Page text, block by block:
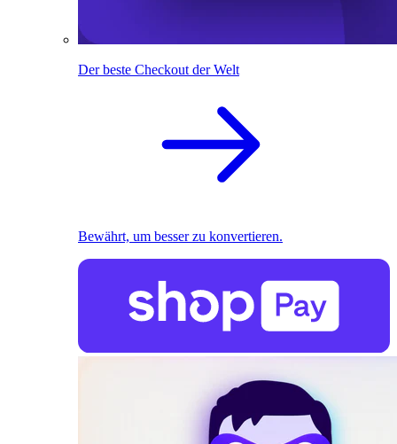
Der beste Checkout der Welt
Bewährt, um besser zu konvertieren.